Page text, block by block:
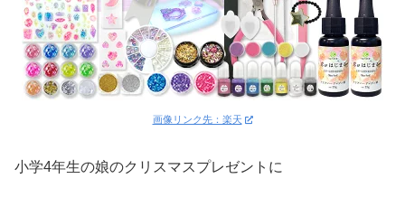
画像リンク先：楽天
小学4年生の娘のクリスマスプレゼントに